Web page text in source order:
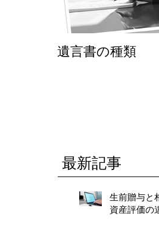
遺言書の種類
最新記事
生前贈与と
資産評価の